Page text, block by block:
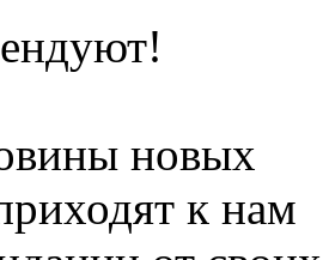
новых
к нам